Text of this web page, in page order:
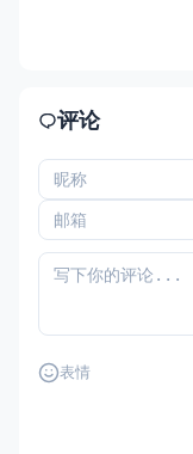
评论
表情